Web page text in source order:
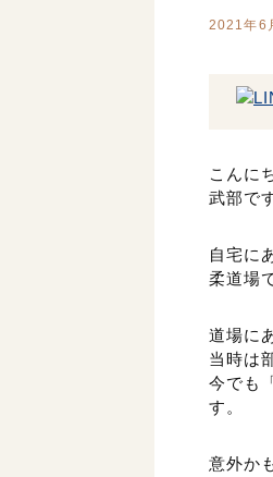
2021年6
こんに
武部で
自宅に
柔道場
道場に
当時は
今でも
す。
意外か